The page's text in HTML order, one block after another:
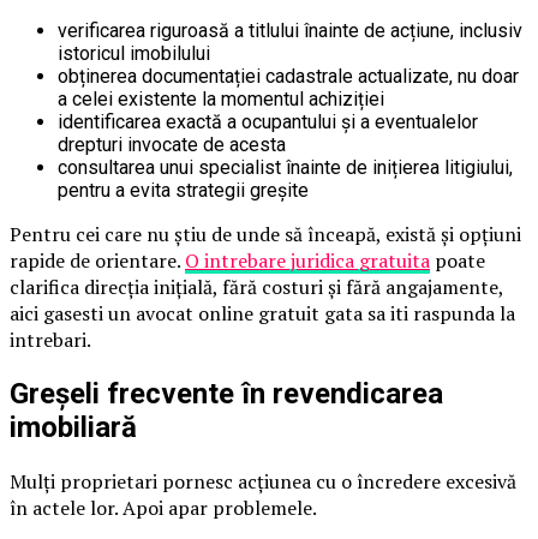
verificarea riguroasă a titlului înainte de acțiune, inclusiv
istoricul imobilului
obținerea documentației cadastrale actualizate, nu doar
a celei existente la momentul achiziției
identificarea exactă a ocupantului și a eventualelor
drepturi invocate de acesta
consultarea unui specialist înainte de inițierea litigiului,
pentru a evita strategii greșite
Pentru cei care nu știu de unde să înceapă, există și opțiuni
rapide de orientare. O intrebare juridica gratuita poate
clarifica direcția inițială, fără costuri și fără angajamente,
aici gasesti un avocat online gratuit gata sa iti raspunda la
intrebari.
Greșeli frecvente în revendicarea
imobiliară
Mulți proprietari pornesc acțiunea cu o încredere excesivă
în actele lor. Apoi apar problemele.